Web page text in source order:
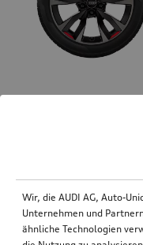
Wir, die AUDI AG, Auto-
Unternehmen und
ähnliche Technologien